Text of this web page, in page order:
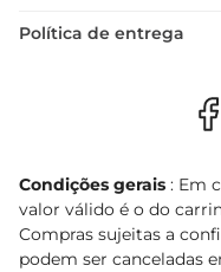
Política de entrega
Condições gerais : Em
valor válido é o do
Compras sujeitas a
podem ser canceladas